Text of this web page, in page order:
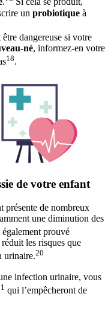
un probiotique à
dangereuse si votre
né, informez-en votre
18.
de votre enfant
présente de nombreux
une diminution des
également prouvé
réduit les risques que
urinaire.20
infection urinaire, vous
qui l’empêcheront de